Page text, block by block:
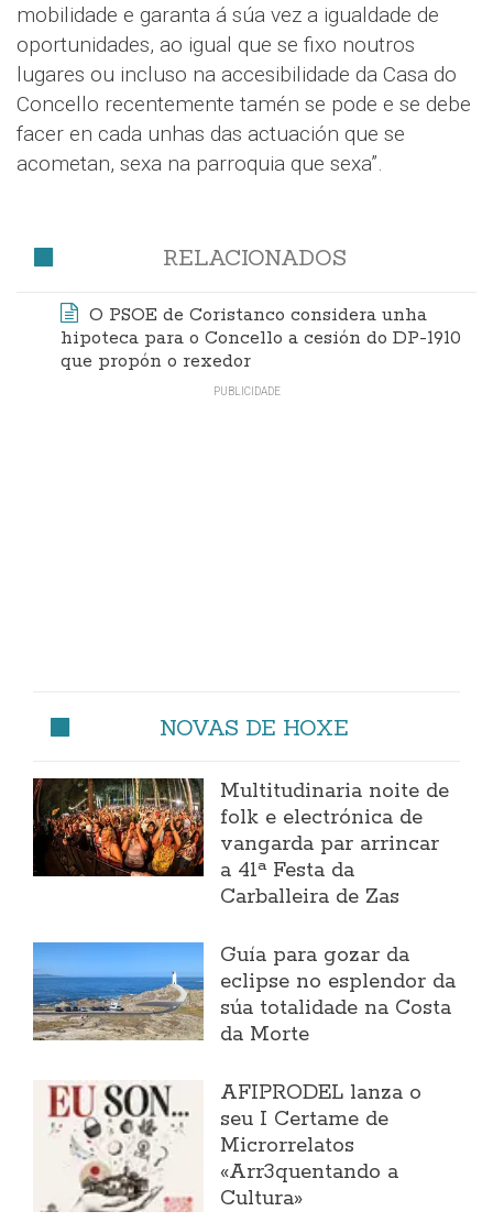
mobilidade e garanta á súa vez a igualdade de
oportunidades, ao igual que se fixo noutros
lugares ou incluso na accesibilidade da Casa do
Concello recentemente tamén se pode e se debe
facer en cada unhas das actuación que se
acometan, sexa na parroquia que sexa”.
RELACIONADOS
O PSOE de Coristanco considera unha
hipoteca para o Concello a cesión do DP-1910
que propón o rexedor
NOVAS DE HOXE
Multitudinaria noite de
folk e electrónica de
vangarda par arrincar
a 41ª Festa da
Carballeira de Zas
Guía para gozar da
eclipse no esplendor da
súa totalidade na Costa
da Morte
AFIPRODEL lanza o
seu I Certame de
Microrrelatos
«Arr3quentando a
Cultura»